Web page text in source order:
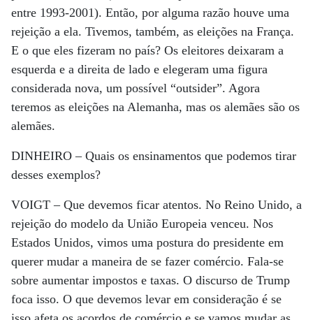
entre 1993-2001). Então, por alguma razão houve uma
rejeição a ela. Tivemos, também, as eleições na França.
E o que eles fizeram no país? Os eleitores deixaram a
esquerda e a direita de lado e elegeram uma figura
considerada nova, um possível “outsider”. Agora
teremos as eleições na Alemanha, mas os alemães são os
alemães.
DINHEIRO –Quais os ensinamentos que podemos tirar
desses exemplos?
VOIGT –Que devemos ficar atentos. No Reino Unido, a
rejeição do modelo da União Europeia venceu. Nos
Estados Unidos, vimos uma postura do presidente em
querer mudar a maneira de se fazer comércio. Fala-se
sobre aumentar impostos e taxas. O discurso de Trump
foca isso. O que devemos levar em consideração é se